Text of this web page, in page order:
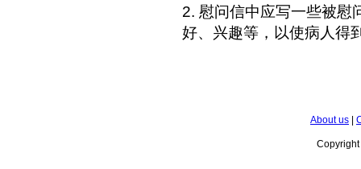
2. 慰问信中应写一些被慰
好、兴趣等，以使病人得
About us